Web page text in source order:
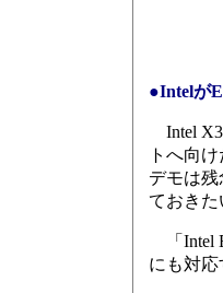
●Intelが
Intel
トへ向
デモは
ておきた
「Intel
にも対応